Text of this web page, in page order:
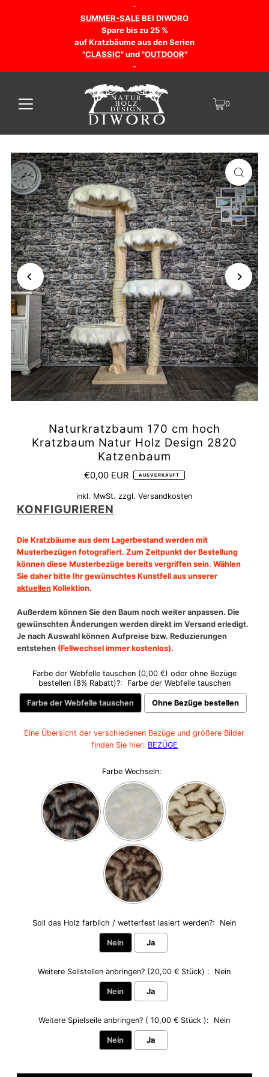
-
SUMMER-SALEBEI DIWORO
Spare bis zu 25 %
auf Kratzbäume aus den Serien
"CLASSIC" und "OUTDOOR"
-
0
Naturkratzbaum 170 cm hoch
Kratzbaum Natur Holz Design 2820
Katzenbaum
€0,00 EUR AUSVERKAUFT
inkl. MwSt. zzgl.Versandkosten
KONFIGURIEREN
Die Kratzbäume aus dem Lagerbestand werden mit
Musterbezügen fotografiert. Zum Zeitpunkt der Bestellung
können diese Musterbezüge bereits vergriffen sein. Wählen
Sie daher bitte Ihr gewünschtes Kunstfell aus unserer
aktuellenKollektion.
Außerdem können Sie den Baum noch weiter anpassen. Die
gewünschten Änderungen werden direkt im Versand erledigt.
Je nach Auswahl können Aufpreise bzw. Reduzierungen
entstehen (Fellwechsel immer kostenlos).
Farbe der Webfelle tauschen (0,00 €) oder ohne Bezüge
bestellen (8% Rabatt)?:
Farbe der Webfelle tauschen
Farbe der Webfelle tauschen Ohne Bezüge bestellen
Eine Übersicht der verschiedenen Bezüge und größere Bilder
finden Sie hier: BEZÜGE
Farbe Wechseln:
Soll das Holz farblich / wetterfest lasiert werden?: Nein
Nein Ja
Weitere Seilstellen anbringen? (20,00 € Stück) : Nein
Nein Ja
Weitere Spielseile anbringen? ( 10,00 € Stück ): Nein
Nein Ja
Selection will addto the price